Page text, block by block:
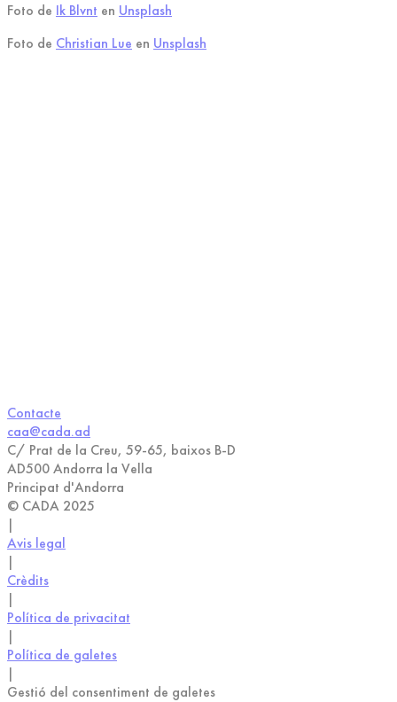
Foto de Ik Blvnt en Unsplash
Foto de Christian Lue en Unsplash
Contacte
caa@cada.ad
C/ Prat de la Creu, 59-65, baixos B-D
AD500 Andorra la Vella
Principat d'Andorra
© CADA 2025
|
Avis legal
|
Crèdits
|
Política de privacitat
|
Política de galetes
|
Gestió del consentiment de galetes